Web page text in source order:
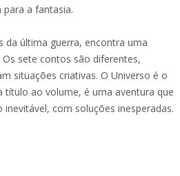
a fantasia.
da última guerra, encontra uma
sete contos são diferentes,
situações criativas. O Universo é o
título ao volume, é uma aventura que
com soluções inesperadas.